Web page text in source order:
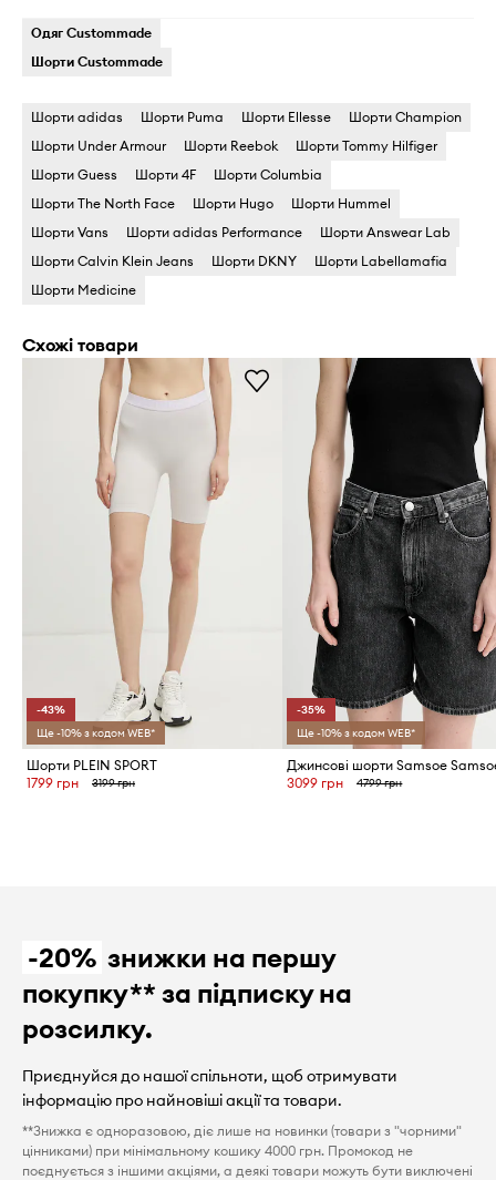
Одяг Custommade
Шорти Custommade
Шорти adidas Шорти Puma Шорти Ellesse
Шорти Champion
Шорти Under Armour
Шорти Reebok
Шорти Tommy Hilfiger
Шорти Guess
Шорти 4F
Шорти Columbia
Шорти The North Face
Шорти Hugo
Шорти Hummel
Шорти Vans
Шорти adidas Performance
Шорти Answear Lab
Шорти Calvin Klein Jeans
Шорти DKNY
Шорти Labellamafia
Шорти Medicine
Схожі товари
-43%
Ще -10% з кодом WEB*
Шорти PLEIN SPORT
1799 грн
3199 грн
-35%
Ще -10% з кодом WEB*
3099 грн 4799 грн
-20% знижки на першу
покупку** за підписку на
розсилку.
Приєднуйся до нашої спільноти, щоб отримувати
інформацію про найновіші акції та товари.
**Знижка є одноразовою, діє лише на новинки (товари з "чорними"
цінниками) при мінімальному кошику 4000 грн. Промокод не
поєднується з іншими акціями, а деякі товари можуть бути виключені